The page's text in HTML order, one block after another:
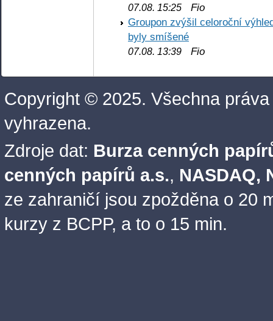
07.08. 15:25 Fio
Groupon zvýšil celoroční
byly smíšené
07.08. 13:39 Fio
Copyright © 2025. Všechna práva
vyhrazena.
Zdroje dat: Burza cenných
cenných papírů a.s., NASDAQ,
ze zahraničí jsou zpožděna o 20
kurzy z BCPP, a to o 15 min.